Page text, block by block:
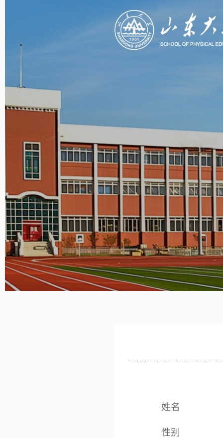
姓名
性别